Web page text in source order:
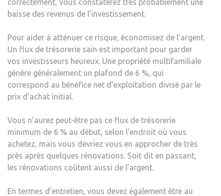
correctement, vous constaterez très probablement une
baisse des revenus de l’investissement.
Pour aider à atténuer ce risque, économisez de l’argent.
Un flux de trésorerie sain est important pour garder
vos investisseurs heureux. Une propriété multifamiliale
génère généralement un plafond de 6 %, qui
correspond au bénéfice net d’exploitation divisé par le
prix d’achat initial.
Vous n’aurez peut-être pas ce flux de trésorerie
minimum de 6 % au début, selon l’endroit où vous
achetez, mais vous devriez vous en approcher de très
près après quelques rénovations. Soit dit en passant,
les rénovations coûtent aussi de l’argent.
En termes d’entretien, vous devez également être au